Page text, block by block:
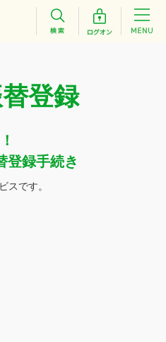
登録
登録手続き
スです。